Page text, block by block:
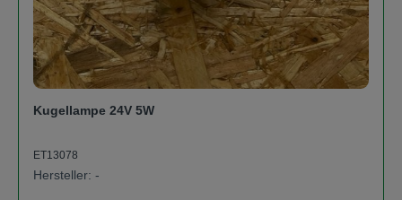
Kugellampe 24V 5W
ET13078
Hersteller: -